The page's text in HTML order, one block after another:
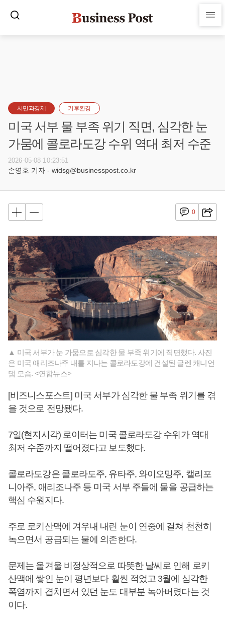
시민과경제 기후환경
미국 서부 물 부족 위기 직면, 심각한 눈
가뭄에 콜로라도강 수위 역대 최저 수준
2026-05-08 10:23:51
손영호 기자 - widsg@businesspost.co.kr
0
▲ 미국 서부가 눈 가뭄으로 심각한 물 부족 위기에 직면했다. 사진
은 미국 애리조나주 내를 지나는 콜로라도강에 건설된 글렌 캐니언
댐 모습. <연합뉴스>
[비즈니스포스트] 미국 서부가 심각한 물 부족 위기를 겪
을 것으로 전망됐다.
7일(현지시각) 로이터는 미국 콜로라도강 수위가 역대
최저 수준까지 떨어졌다고 보도했다.
콜로라도강은 콜로라도주, 유타주, 와이오밍주, 캘리포
니아주, 애리조나주 등 미국 서부 주들에 물을 공급하는
핵심 수원지다.
주로 로키산맥에 겨우내 내린 눈이 연중에 걸쳐 천천히
녹으면서 공급되는 물에 의존한다.
문제는 올겨울 비정상적으로 따뜻한 날씨로 인해 로키
산맥에 쌓인 눈이 평년보다 훨씬 적었고 3월에 심각한
폭염까지 겹치면서 있던 눈도 대부분 녹아버렸다는 것
이다.